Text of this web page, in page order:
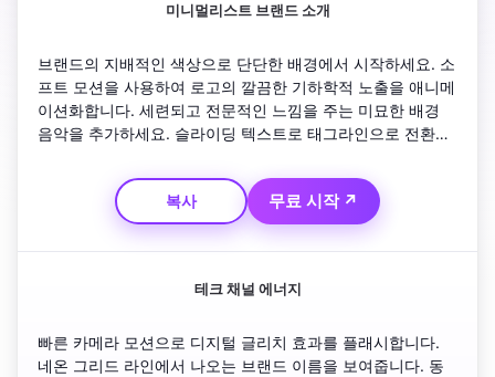
미니멀리스트 브랜드 소개
브랜드의 지배적인 색상으로 단단한 배경에서 시작하세요. 소
프트 모션을 사용하여 로고의 깔끔한 기하학적 노출을 애니메
이션화합니다. 세련되고 전문적인 느낌을 주는 미묘한 배경
음악을 추가하세요. 슬라이딩 텍스트로 태그라인으로 전환합
는 톤으로 반전하여 매끄러운 시각적 흐름을 만듭니다.
복사
무료 시작 ↗
테크 채널 에너지
빠른 카메라 모션으로 디지털 글리치 효과를 플래시합니다.
네온 그리드 라인에서 나오는 브랜드 이름을 보여줍니다. 동